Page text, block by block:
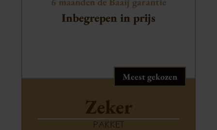
Inbegrepen in prijs
Meest gekozen
Zeker
PAKKET